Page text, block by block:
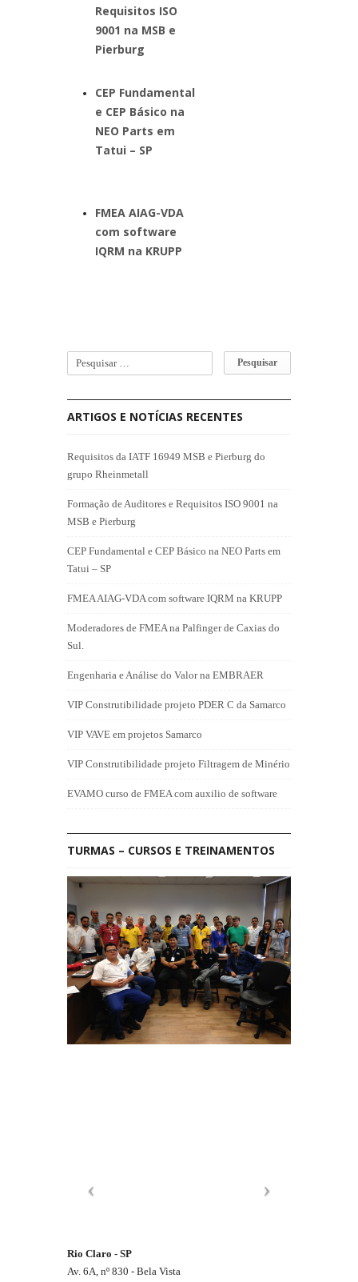
Requisitos ISO
9001 na MSB e
Pierburg
CEP Fundamental
e CEP Básico na
NEO Parts em
Tatui – SP
FMEA AIAG-VDA
com software
IQRM na KRUPP
ARTIGOS E NOTÍCIAS RECENTES
Requisitos da IATF 16949 MSB e Pierburg do
grupo Rheinmetall
Formação de Auditores e Requisitos ISO 9001 na
MSB e Pierburg
CEP Fundamental e CEP Básico na NEO Parts em
Tatui – SP
FMEA AIAG-VDA com software IQRM na KRUPP
Moderadores de FMEA na Palfinger de Caxias do
Sul.
Engenharia e Análise do Valor na EMBRAER
VIP Construtibilidade projeto PDER C da Samarco
VIP VAVE em projetos Samarco
VIP Construtibilidade projeto Filtragem de Minério
EVAMO curso de FMEA com auxilio de software
TURMAS – CURSOS E TREINAMENTOS
Rio Claro - SP
Av. 6A, nº 830 - Bela Vista